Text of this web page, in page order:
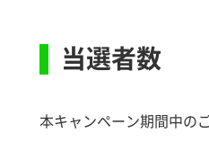
当選者数
本キャンペーン期間中の